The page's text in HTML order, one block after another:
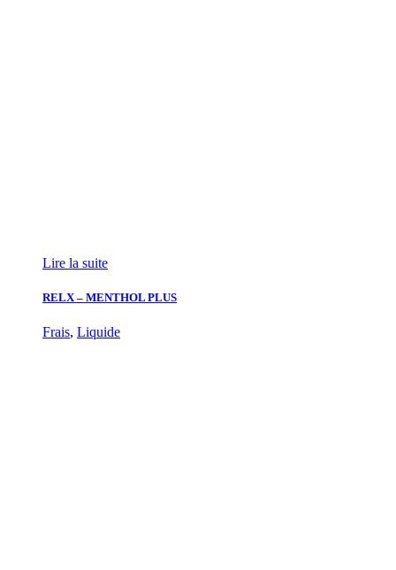
Lire la suite
RELX – MENTHOL PLUS
Frais, Liquide